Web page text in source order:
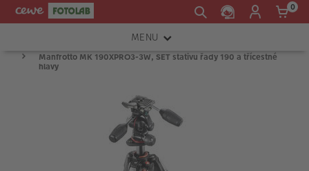
0
MENU
FOTOAPARÁTY
Manfrotto MK 190XPRO3-3W, SET stativu řady 190 a třícestné
hlavy